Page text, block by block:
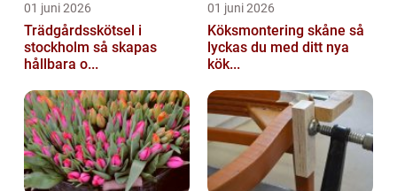
01 juni 2026
Trädgårdsskötsel i
stockholm så skapas
hållbara o...
01 juni 2026
Köksmontering skåne så
lyckas du med ditt nya
kök...